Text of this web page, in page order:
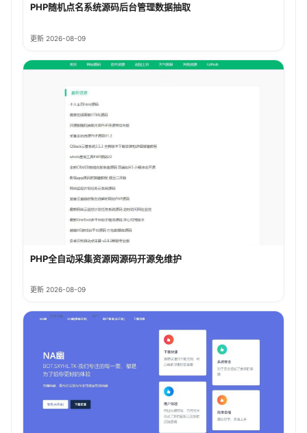
PHP随机点名系统源码后台管理数据抽取
更新 2026-08-09
PHP全自动采集资源网源码开源免维护
更新 2026-08-09